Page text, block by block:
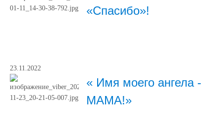
«Спасибо»!
23.11.2022
« Имя моего ангела -
МАМА!»